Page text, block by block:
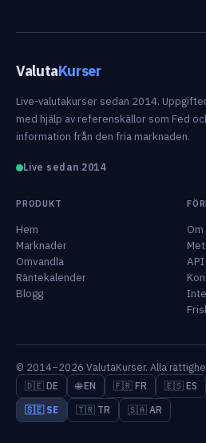
ValutaKurser
Live-valutakurser sedan 2014.
med hjälp av referenskällor som Fed
information från den fria marknaden.
Live sedan 2014
PRODUKT
Hem
Marknader
Omvandla
Räntekalender
Blogg
API
© 2014–2026 ValutaKurser. Alla
🇩🇪 DE 🌐 EN 🇫🇷 FR 🇪🇸 ES
🇸🇪 SE
🇹🇷 TR 🇸🇦 AR